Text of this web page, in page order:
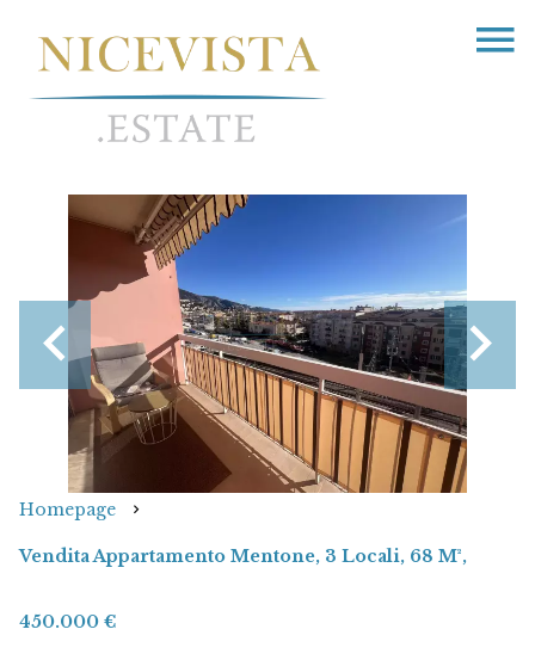
Homepage
Vendita Appartamento Mentone, 3 Locali, 68 M²,
450.000 €